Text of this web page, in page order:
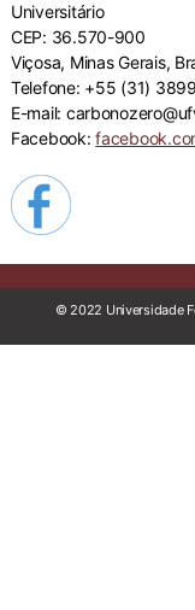
Universitário
CEP: 36.570-900
Viçosa, Minas Gerais,
Telefone: +55 (31)
E-mail:
Facebook:
© 2022 Universidade